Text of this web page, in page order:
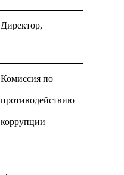
Директор,
Комиссия по
противодействию
коррупции